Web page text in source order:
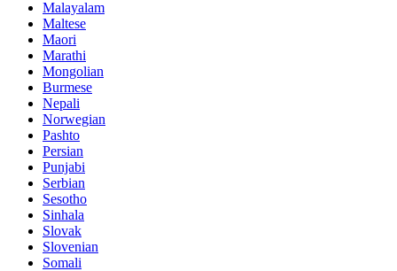
Malayalam
Maltese
Maori
Marathi
Mongolian
Burmese
Nepali
Norwegian
Pashto
Persian
Punjabi
Serbian
Sesotho
Sinhala
Slovak
Slovenian
Somali